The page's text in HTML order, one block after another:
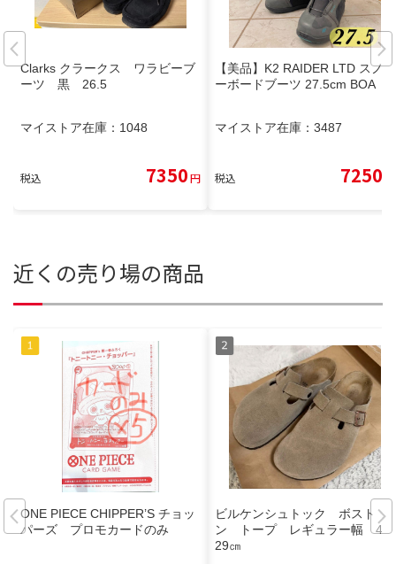
Clarks クラークス ワラビーブ
ーツ 黒 26.5
マイストア在庫： 1048
税込 7350円
【美品】K2 RAIDER LTD スノ
ーボードブーツ 27.5cm BOA
マイストア在庫： 3487
税込 7250
近くの売り場の商品
ONE PIECE CHIPPER’S チョッ
パーズ プロモカードのみ
ビルケンシュトック ボスト
ン トープ レギュラー幅 45
29㎝